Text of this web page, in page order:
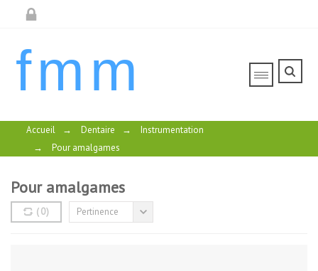
fmm
Accueil → Dentaire →
Instrumentation
→
Pour amalgames
Pour amalgames
(0) Pertinence